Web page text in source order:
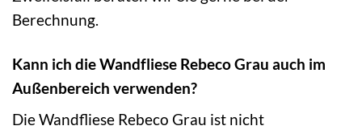
Berechnung.
Kann ich die Wandfliese Rebeco Grau auch im
Außenbereich verwenden?
Die Wandfliese Rebeco Grau ist nicht